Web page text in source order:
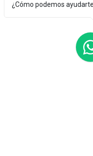
¿Cómo podemos